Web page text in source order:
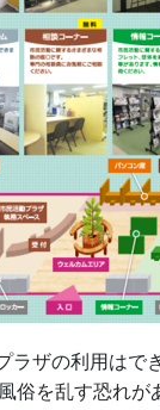
ザの利用はで
俗を乱す恐れが